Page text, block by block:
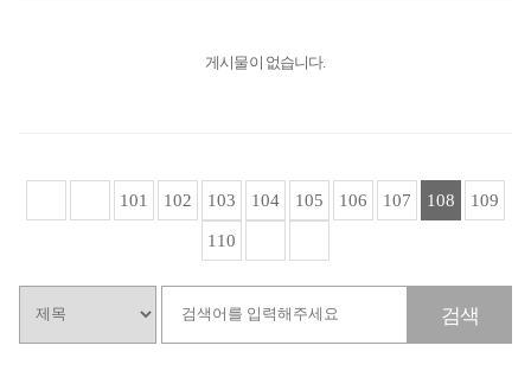
게시물이 없습니다.
101 102 103 104 105 106 107 108 109
110
검색